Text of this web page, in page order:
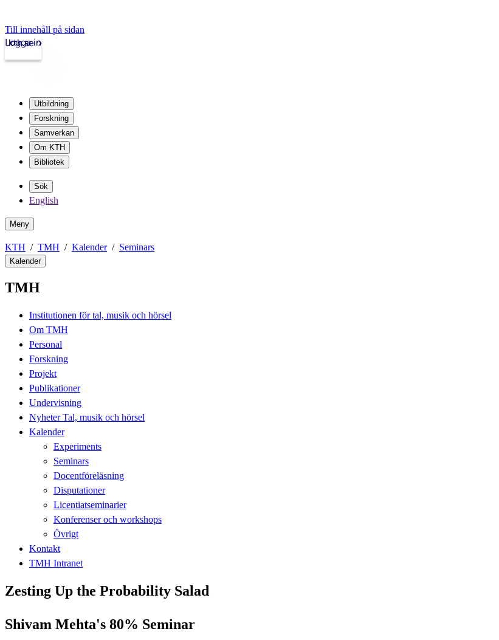
Till innehåll på sidan
kth.se
Logga in
Utbildning
Forskning
Samverkan
Om KTH
Bibliotek
Sök
English
Meny
KTH TMH Kalender Seminars
Kalender
TMH
Institutionen för tal, musik och hörsel
Om TMH
Personal
Forskning
Projekt
Publikationer
Undervisning
Nyheter Tal, musik och hörsel
Kalender
Experiments
Seminars
Docentföreläsning
Disputationer
Licentiatseminarier
Konferenser och workshops
Övrigt
Kontakt
TMH Intranet
Zesting Up the Probability Salad
Shivam Mehta's 80% Seminar